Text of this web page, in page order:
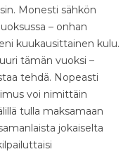
Monesti sähkön
– onhan
kuukausittainen kulu.
tämän vuoksi –
tehdä. Nopeasti
voi nimittäin
tulla maksamaan
jokaiselta